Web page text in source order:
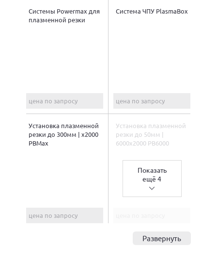
Системы Powermax для
плазменной резки
цена по запросу
Система ЧПУ PlasmaBox
цена по запросу
Установка плазменной
резки до 300мм | х2000
PBMax
цена по запросу
Установка плазменной
резки до 50мм |
6000х2000 PB6000
Показать
ещё 4
Развернуть